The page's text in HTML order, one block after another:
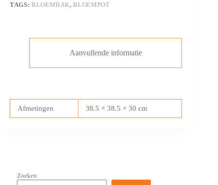
TAGS: BLOEMBAK,BLOEMPOT
Aanvullende informatie
Afmetingen 38.5 × 38.5 × 30 cm
Zoeken